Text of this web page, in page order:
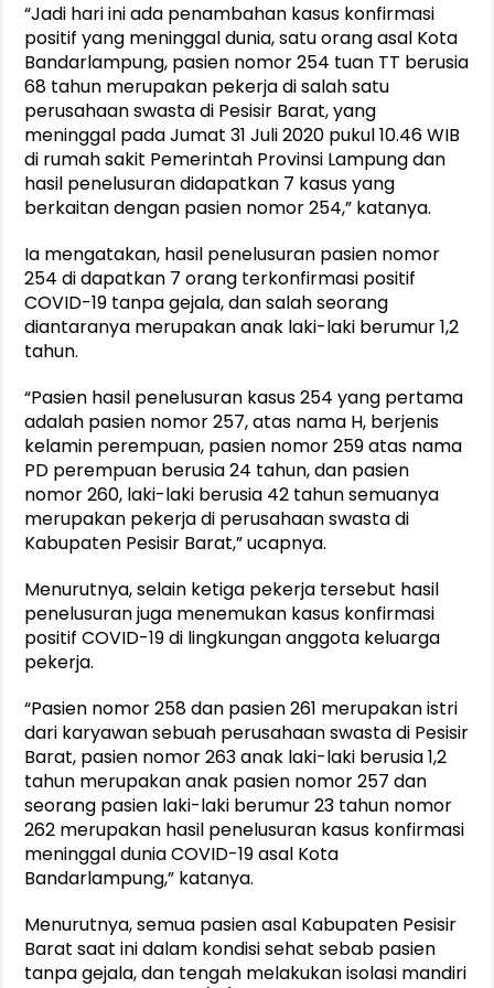
“Jadi hari ini ada penambahan kasus konfirmasi
positif yang meninggal dunia, satu orang asal Kota
Bandarlampung, pasien nomor 254 tuan TT berusia
68 tahun merupakan pekerja di salah satu
perusahaan swasta di Pesisir Barat, yang
meninggal pada Jumat 31 Juli 2020 pukul 10.46 WIB
di rumah sakit Pemerintah Provinsi Lampung dan
hasil penelusuran didapatkan 7 kasus yang
berkaitan dengan pasien nomor 254,” katanya.
Ia mengatakan, hasil penelusuran pasien nomor
254 di dapatkan 7 orang terkonfirmasi positif
COVID-19 tanpa gejala, dan salah seorang
diantaranya merupakan anak laki-laki berumur 1,2
tahun.
“Pasien hasil penelusuran kasus 254 yang pertama
adalah pasien nomor 257, atas nama H, berjenis
kelamin perempuan, pasien nomor 259 atas nama
PD perempuan berusia 24 tahun, dan pasien
nomor 260, laki-laki berusia 42 tahun semuanya
merupakan pekerja di perusahaan swasta di
Kabupaten Pesisir Barat,” ucapnya.
Menurutnya, selain ketiga pekerja tersebut hasil
penelusuran juga menemukan kasus konfirmasi
positif COVID-19 di lingkungan anggota keluarga
pekerja.
“Pasien nomor 258 dan pasien 261 merupakan istri
dari karyawan sebuah perusahaan swasta di Pesisir
Barat, pasien nomor 263 anak laki-laki berusia 1,2
tahun merupakan anak pasien nomor 257 dan
seorang pasien laki-laki berumur 23 tahun nomor
262 merupakan hasil penelusuran kasus konfirmasi
meninggal dunia COVID-19 asal Kota
Bandarlampung,” katanya.
Menurutnya, semua pasien asal Kabupaten Pesisir
Barat saat ini dalam kondisi sehat sebab pasien
tanpa gejala, dan tengah melakukan isolasi mandiri